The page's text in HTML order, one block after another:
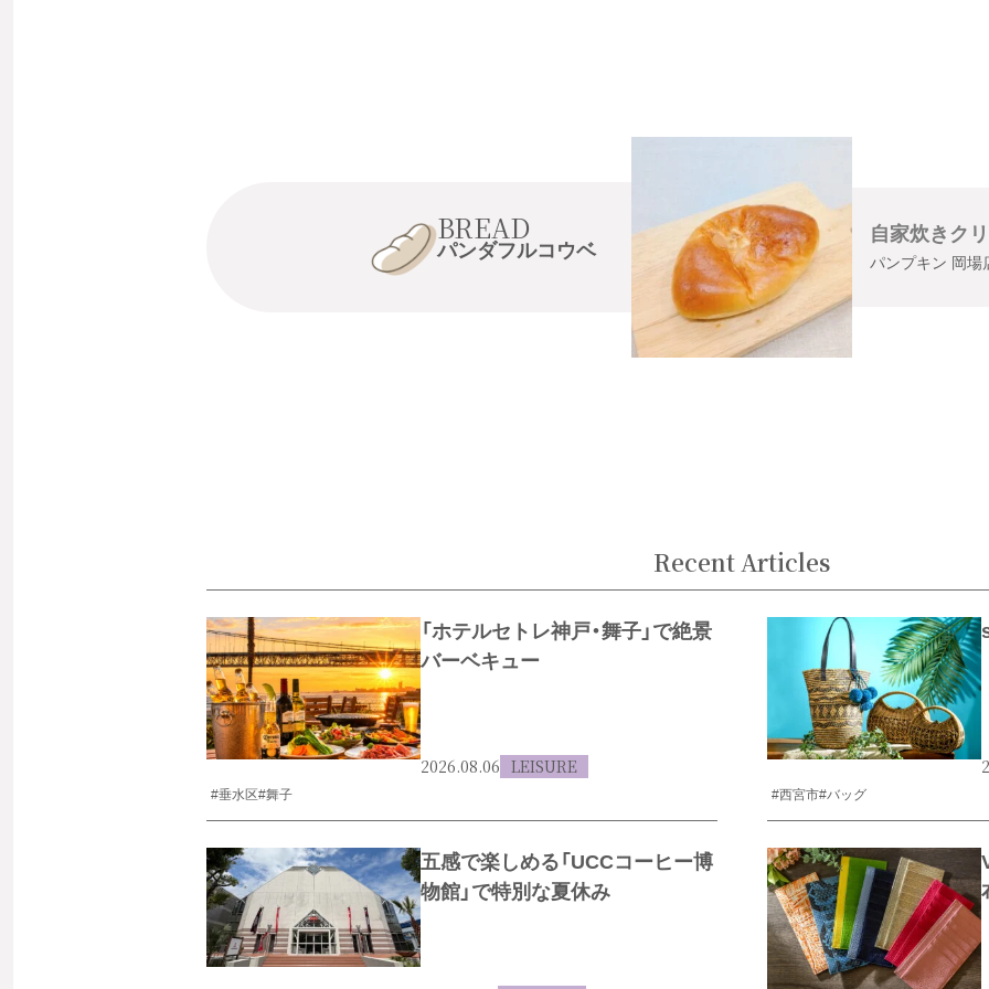
BREAD
パンダフルコウベ
自家炊きク
パンプキン 岡場
Recent Articles
「ホテルセトレ神戸・舞子」で絶景
バーベキュー
2026.08.06 LEISURE
#垂水区#舞子 #西宮市#バッグ
五感で楽しめる「UCCコーヒー博
物館」で特別な夏休み